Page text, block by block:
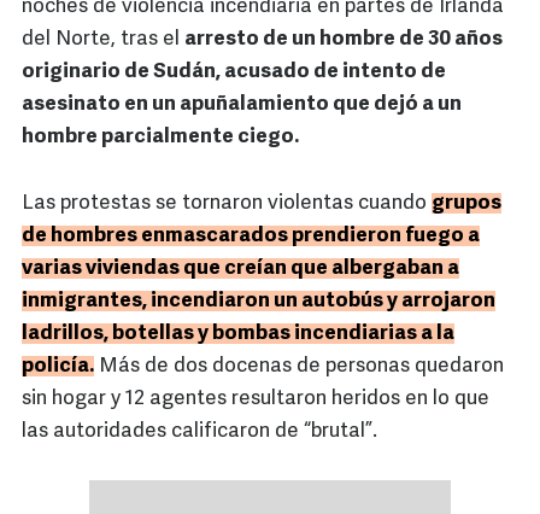
noches de violencia incendiaria en partes de Irlanda
del Norte, tras el arresto de un hombre de 30 años
originario de Sudán, acusado de intento de
asesinato en un apuñalamiento que dejó a un
hombre parcialmente ciego.
Las protestas se tornaron violentas cuando grupos
de hombres enmascarados prendieron fuego a
varias viviendas que creían que albergaban a
inmigrantes, incendiaron un autobús y arrojaron
ladrillos, botellas y bombas incendiarias a la
policía. Más de dos docenas de personas quedaron
sin hogar y 12 agentes resultaron heridos en lo que
las autoridades calificaron de “brutal”.